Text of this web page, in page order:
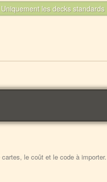
Uniquement les decks standards
le coût et le code à importer.